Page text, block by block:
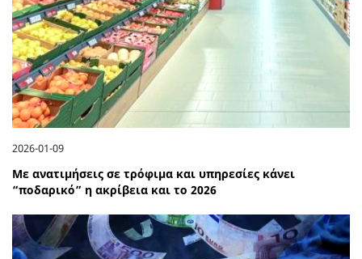
2026-01-09
Με ανατιμήσεις σε τρόφιμα και υπηρεσίες κάνει
“ποδαρικό” η ακρίβεια και το 2026